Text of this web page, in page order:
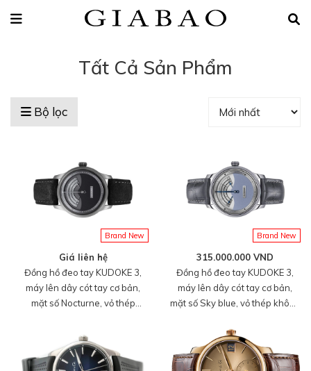
Tất Cả Sản Phẩm
Bộ lọc
Brand New
Giá liên hệ
Đồng hồ đeo tay KUDOKE 3,
máy lên dây cót tay cơ bản,
mặt số Nocturne, vỏ thép
tổng hợp size M, hàng mới
100%
Brand New
315.000.000 VND
Đồng hồ đeo tay KUDOKE 3,
máy lên dây cót tay cơ bản,
mặt số Sky blue, vỏ thép không
size M, hàng mới 100%